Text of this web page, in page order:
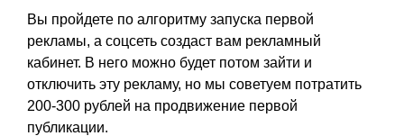
Вы пройдете по алгоритму запуска первой
рекламы, а соцсеть создаст вам рекламный
кабинет. В него можно будет потом зайти и
отключить эту рекламу, но мы советуем потратить
200-300 рублей на продвижение первой
публикации.